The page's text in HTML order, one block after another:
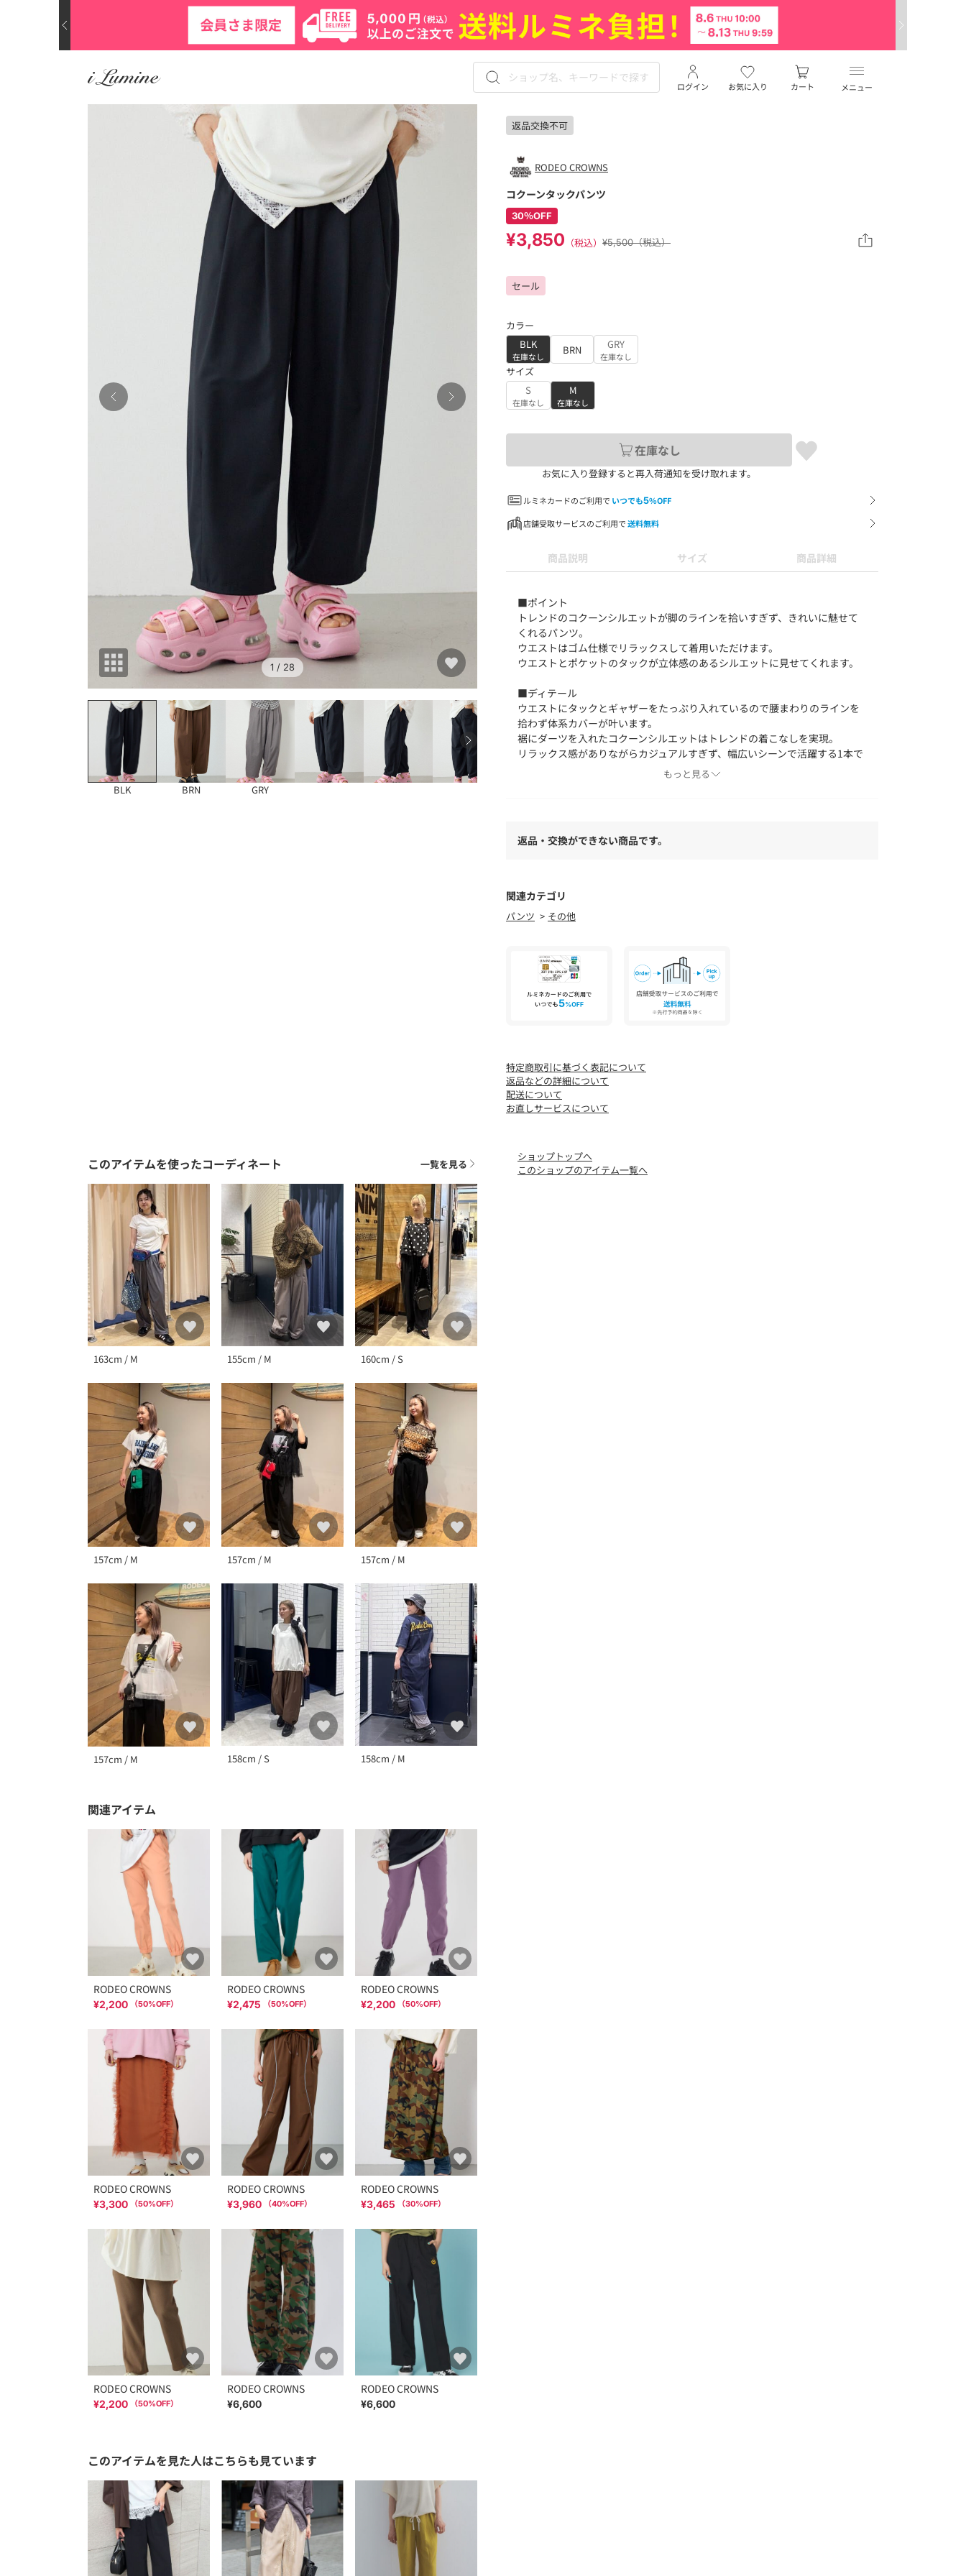
メニュー
お気に入り
ログイン カート
返品交換不可
1 / 28
BLK BRN GRY
RODEO CROWNS
コクーンタックパンツ
30％OFF
¥3,850 （税込） ¥5,500（税込）
セール
カラー
BLK
在庫なし BRN GRY
在庫なし
サイズ
S
在庫なし
M
在庫なし
在庫なし
お気に入り登録すると再入荷通知を受け取れます。
ルミネカードのご利用で いつでも5%OFF
店舗受取サービスのご利用で送料無料
商品説明 サイズ 商品詳細
■ポイント
トレンドのコクーンシルエットが脚のラインを拾いすぎず、きれいに魅せて
くれるパンツ。
ウエストはゴム仕様でリラックスして着用いただけます。
ウエストとポケットのタックが立体感のあるシルエットに見せてくれます。
■ディテール
ウエストにタックとギャザーをたっぷり入れているので腰まわりのラインを
拾わず体系カバーが叶います。
裾にダーツを入れたコクーンシルエットはトレンドの着こなしを実現。
リラックス感がありながらカジュアルすぎず、幅広いシーンで活躍する1本で
やや太めのウエストゴムデザインのため、トップスインやショート丈トップ
■生地
TR素材を使用し、落ち感があり手触りの良い素材感。
■伸縮性：なし
■光沢感：なし
※お取り扱い上のご注意
※画像の商品はサンプルです。実際の商品と仕様、加工が若干異なる場合が
あります。
※画像の商品は光の照射や角度、お使いのモニター環境により、実物と色味
が異なる場合がございます。
もっと見る
返品・交換ができない商品です。
関連カテゴリ
パンツ その他
特定商取引に基づく表記について
返品などの詳細について
配送について
お直しサービスについて
このアイテムを使ったコーディネート 一覧を見る
163cm / M 155cm / M 160cm / S
157cm / M 157cm / M 157cm / M
157cm / M 158cm / S 158cm / M
関連アイテム
RODEO CROWNS
¥2,200 （50%OFF）
RODEO CROWNS
¥2,475 （50%OFF）
RODEO CROWNS
¥2,200 （50%OFF）
RODEO CROWNS
¥3,300 （50%OFF）
RODEO CROWNS
¥3,960 （40%OFF）
RODEO CROWNS
¥3,465 （30%OFF）
RODEO CROWNS
¥2,200 （50%OFF）
RODEO CROWNS
¥6,600
RODEO CROWNS
¥6,600
ショップトップへ
このショップのアイテム一覧へ